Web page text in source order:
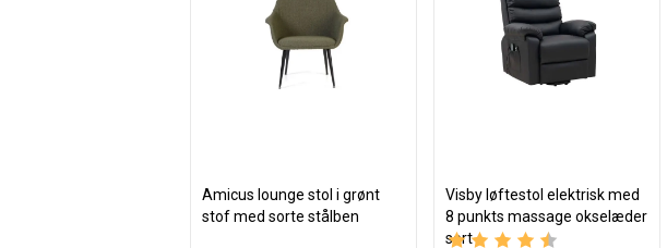
Amicus lounge stol i grønt
stof med sorte stålben
Visby løftestol elektrisk med
8 punkts massage okselæder
sort
Vurdering: